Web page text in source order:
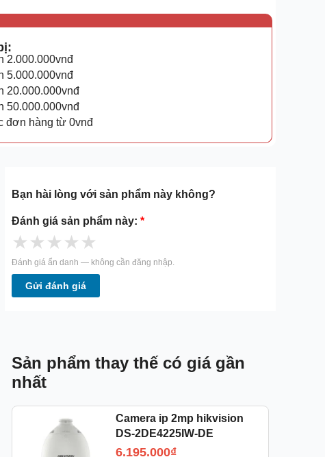
2.000.000vnđ
5.000.000vnđ
20.000.000vnđ
50.000.000vnđ
đơn hàng từ 0vnđ
Bạn hài lòng với sản phẩm này không?
Đánh giá sản phẩm này: *
★★★★★
Đánh giá ẩn danh — không cần đăng nhập.
Gửi đánh giá
Sản phẩm thay thế có giá gần
nhất
Camera ip 2mp hikvision
DS-2DE4225IW-DE
6.195.000₫